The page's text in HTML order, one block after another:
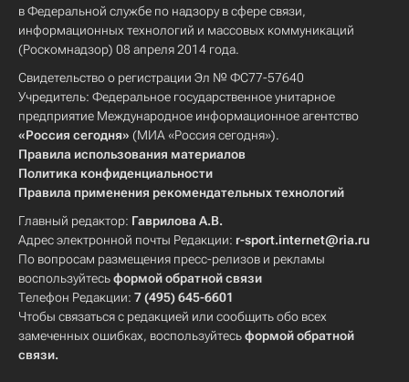
в Федеральной службе по надзору в сфере связи,
информационных технологий и массовых коммуникаций
(Роскомнадзор) 08 апреля 2014 года.
Свидетельство о регистрации Эл № ФС77-57640
Учредитель: Федеральное государственное унитарное
предприятие Международное информационное агентство
«Россия сегодня» (МИА «Россия сегодня»).
Правила использования материалов
Политика конфиденциальности
Правила применения рекомендательных технологий
Главный редактор: Гаврилова А.В.
Адрес электронной почты Редакции: r-sport.internet@ria.ru
По вопросам размещения пресс-релизов и рекламы
воспользуйтесьформой обратной связи
Телефон Редакции: 7 (495) 645-6601
Чтобы связаться с редакцией или сообщить обо всех
замеченных ошибках, воспользуйтесьформой обратной
связи.